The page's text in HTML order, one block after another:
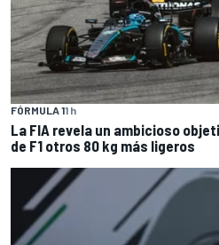
FÓRMULA 11 h
La FIA revela un ambicioso
de F1 otros 80 kg más ligeros